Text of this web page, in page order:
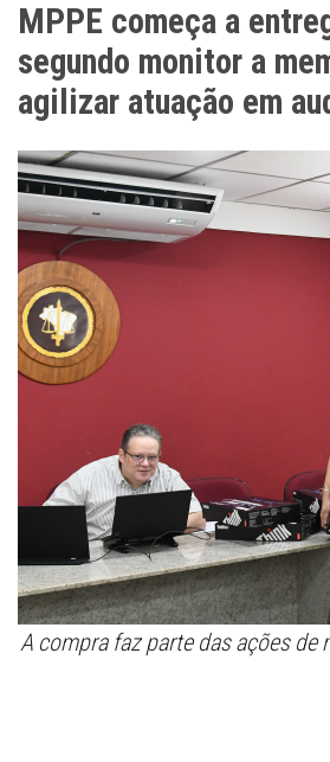
MPPE começa a
segundo monitor a
agilizar atuação em
A compra faz parte das ações